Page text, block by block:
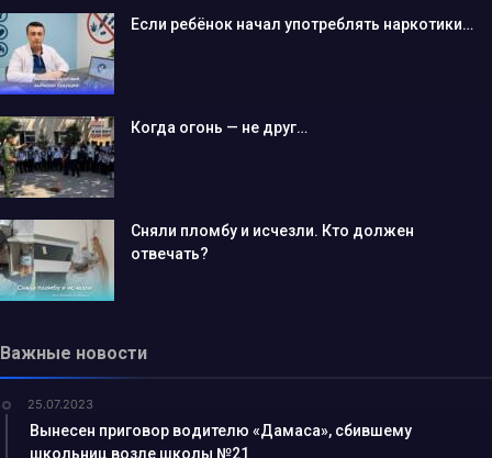
Если ребёнок начал употреблять наркотики…
Когда огонь — не друг…
Сняли пломбу и исчезли. Кто должен
отвечать?
Важные новости
25.07.2023
Вынесен приговор водителю «Дамаса», сбившему
школьниц возле школы №21